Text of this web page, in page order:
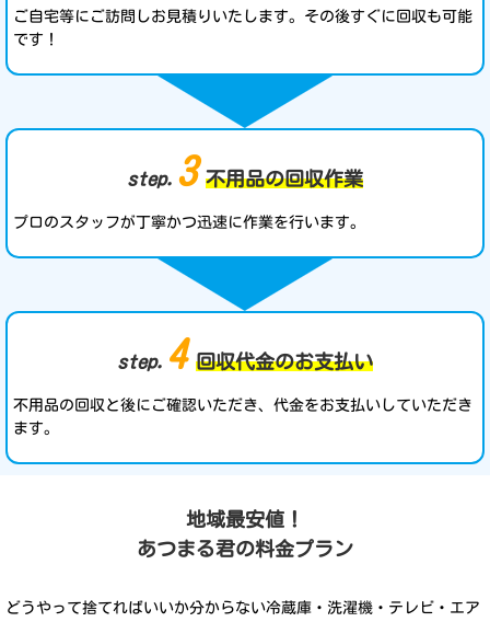
ご自宅等にご訪問しお見積りいたします。その後すぐに回収も可能
です！
step. 3 不用品の回収作業
プロのスタッフが丁寧かつ迅速に作業を行います。
step. 4 回収代金のお支払い
不用品の回収と後にご確認いただき、代金をお支払いしていただき
ます。
地域最安値！
あつまる君の料金プラン
どうやって捨てればいいか分からない冷蔵庫・洗濯機・テレビ・エア